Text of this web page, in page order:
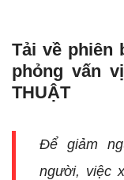
Tải về phiên
phỏng vấn
THUẬT
Để giảm
người, việc